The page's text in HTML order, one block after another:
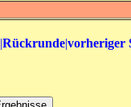
|Rückrunde|vorheriger